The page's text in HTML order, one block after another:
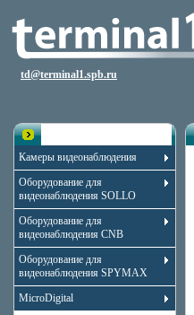
td@terminal1.spb.ru
Камеры видеонаблюдения
Оборудование для
видеонаблюдения SOLLO
Оборудование для
видеонаблюдения CNB
Оборудование для
видеонаблюдения SPYMAX
MicroDigital